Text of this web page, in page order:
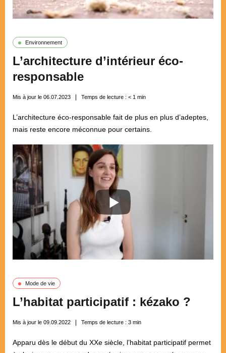
Environnement
L’architecture d’intérieur éco-
responsable
Mis à jour le 06.07.2023 Temps de lecture : < 1 min
L’architecture éco-responsable fait de plus en plus d’adeptes,
mais reste encore méconnue pour certains.
Mode de vie
L’habitat participatif : kézako ?
Mis à jour le 09.09.2022 Temps de lecture : 3 min
Apparu dès le début du XXe siècle, l’habitat participatif permet